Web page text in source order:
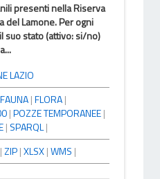
presenti nella Riserva
del Lamone. Per ogni
suo stato (attivo: si/no)
LAZIO
FAUNA|FLORA|
|POZZE TEMPORANEE|
| SPARQL|
|ZIP|XLSX|WMS |